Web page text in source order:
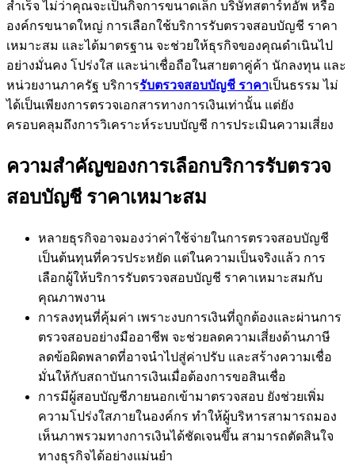
สำเร็จ ไม่ว่าคุณจะเป็นกิจการขนาดเล็ก บริษัทสตาร์ทอัพ หรือ
องค์กรขนาดใหญ่ การเลือกใช้บริการรับตรวจสอบบัญชี ราคา
เหมาะสม และได้มาตรฐาน จะช่วยให้ธุรกิจของคุณดำเนินไป
อย่างมั่นคง โปร่งใส และน่าเชื่อถือในสายตาคู่ค้า นักลงทุน และ
หน่วยงานภาครัฐ บริการรับตรวจสอบบัญชี ราคาเป็นธรรม ไม่
ได้เป็นเพียงการตรวจเอกสารทางการเงินเท่านั้น แต่ยัง
ครอบคลุมถึงการวิเคราะห์ระบบบัญชี การประเมินความเสี่ยง
ความสำคัญของการเลือกบริการรับตรวจ
สอบบัญชี ราคาเหมาะสม
หลายธุรกิจอาจมองว่าค่าใช้จ่ายในการตรวจสอบบัญชี
เป็นต้นทุนที่ควรประหยัด แต่ในความเป็นจริงแล้ว การ
เลือกผู้ให้บริการรับตรวจสอบบัญชี ราคาเหมาะสมกับ
คุณภาพงาน
การลงทุนที่คุ้มค่า เพราะงบการเงินที่ถูกต้องและผ่านการ
ตรวจสอบอย่างมืออาชีพ จะช่วยลดความเสี่ยงด้านภาษี
ลดข้อผิดพลาดที่อาจนำไปสู่ค่าปรับ และสร้างความเชื่อ
มั่นให้กับสถาบันการเงินเมื่อต้องการขอสินเชื่อ
การมีผู้สอบบัญชีภายนอกเข้ามาตรวจสอบ ยังช่วยเพิ่ม
ความโปร่งใสภายในองค์กร ทำให้ผู้บริหารสามารถมอง
เห็นภาพรวมทางการเงินได้ชัดเจนขึ้น สามารถตัดสินใจ
ทางธุรกิจได้อย่างแม่นยำ